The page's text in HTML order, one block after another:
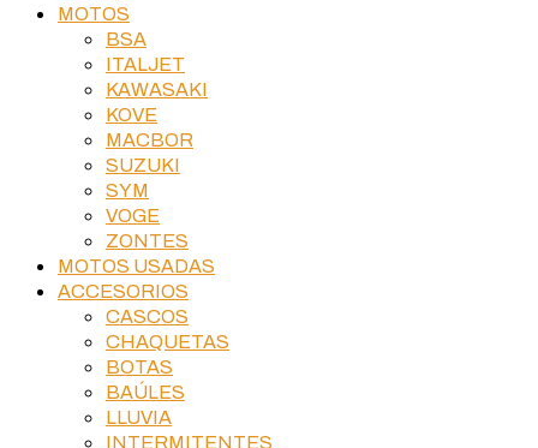
MOTOS
BSA
ITALJET
KAWASAKI
KOVE
MACBOR
SUZUKI
SYM
VOGE
ZONTES
MOTOS USADAS
ACCESORIOS
CASCOS
CHAQUETAS
BOTAS
BAÚLES
LLUVIA
INTERMITENTES